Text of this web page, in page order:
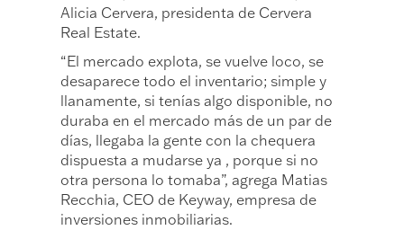
Alicia Cervera, presidenta de Cervera
Real Estate.
“El mercado explota, se vuelve loco, se
desaparece todo el inventario; simple y
llanamente, si tenías algo disponible, no
duraba en el mercado más de un par de
días, llegaba la gente con la chequera
dispuesta a mudarse ya , porque si no
otra persona lo tomaba”, agrega Matias
Recchia, CEO de Keyway, empresa de
inversiones inmobiliarias.